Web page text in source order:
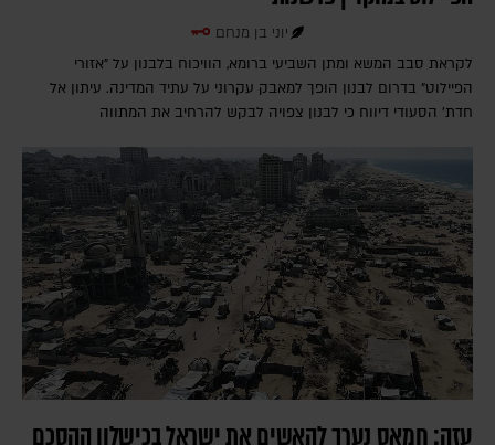
יוני בן מנחם
לקראת סבב המשא ומתן השביעי ברומא, הוויכוח בלבנון על "אזורי
הפיילוט" בדרום לבנון הופך למאבק עקרוני על עתיד המדינה. עיתון אל
חדת' הסעודי דיווח כי לבנון צפויה לבקש להרחיב את המתווה
עזה: חמאס נערך להאשים את ישראל בכישלון ההסכם